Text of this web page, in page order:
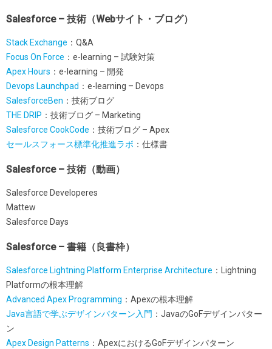
Salesforce – 技術（Webサイト・ブログ）
Stack Exchange ：Q&A
Focus On Force ：e-learning – 試験対策
Apex Hours ：e-learning – 開発
Devops Launchpad ：e-learning – Devops
SalesforceBen ：技術ブログ
THE DRIP ：技術ブログ – Marketing
Salesforce CookCode ：技術ブログ – Apex
セールスフォース標準化推進ラボ ：仕様書
Salesforce – 技術（動画）
Salesforce Developeres
Mattew
Salesforce Days
Salesforce – 書籍（良書枠）
Salesforce Lightning Platform Enterprise Architecture ：Lightning
Platformの根本理解
Advanced Apex Programming ：Apexの根本理解
Java言語で学ぶデザインパターン入門 ：JavaのGoFデザインパター
ン
Apex Design Patterns ：ApexにおけるGoFデザインパターン